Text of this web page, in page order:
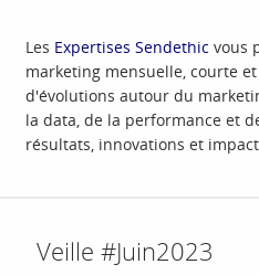
Les Expertises Sendethic vous
marketing mensuelle, courte
d'évolutions autour du
la data, de la performance et
résultats, innovations et
Veille #Juin2023